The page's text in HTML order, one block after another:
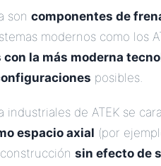
son componentes de
modernos como los
la más moderna
posibles.
industriales de ATEK se
espacio axial (por
sin efecto de